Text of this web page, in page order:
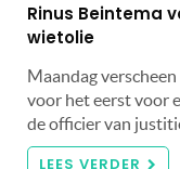
Rinus Beintema
wietolie
Maandag
voor het eerst voor
de officier van
LEES VERDER